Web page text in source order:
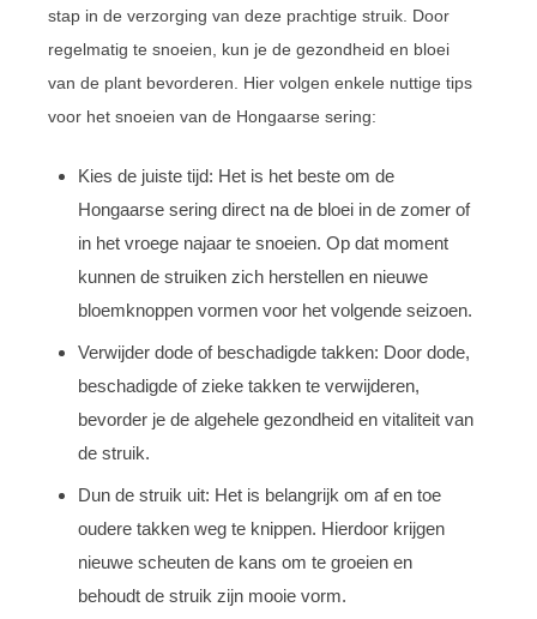
stap in de verzorging van deze prachtige struik. Door
regelmatig te snoeien, kun je de gezondheid en bloei
van de plant bevorderen. Hier volgen enkele nuttige tips
voor het snoeien van de Hongaarse sering:
Kies de juiste tijd: Het is het beste om de
Hongaarse sering direct na de bloei in de zomer of
in het vroege najaar te snoeien. Op dat moment
kunnen de struiken zich herstellen en nieuwe
bloemknoppen vormen voor het volgende seizoen.
Verwijder dode of beschadigde takken: Door dode,
beschadigde of zieke takken te verwijderen,
bevorder je de algehele gezondheid en vitaliteit van
de struik.
Dun de struik uit: Het is belangrijk om af en toe
oudere takken weg te knippen. Hierdoor krijgen
nieuwe scheuten de kans om te groeien en
behoudt de struik zijn mooie vorm.